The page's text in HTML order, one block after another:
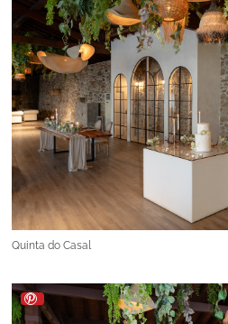
Quinta do Casal